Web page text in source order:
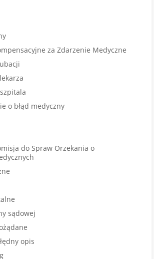
za Zdarzenie Medyczne
o błąd medyczny
do Spraw Orzekania o
sądowej
opis